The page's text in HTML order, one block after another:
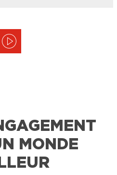
MONDE